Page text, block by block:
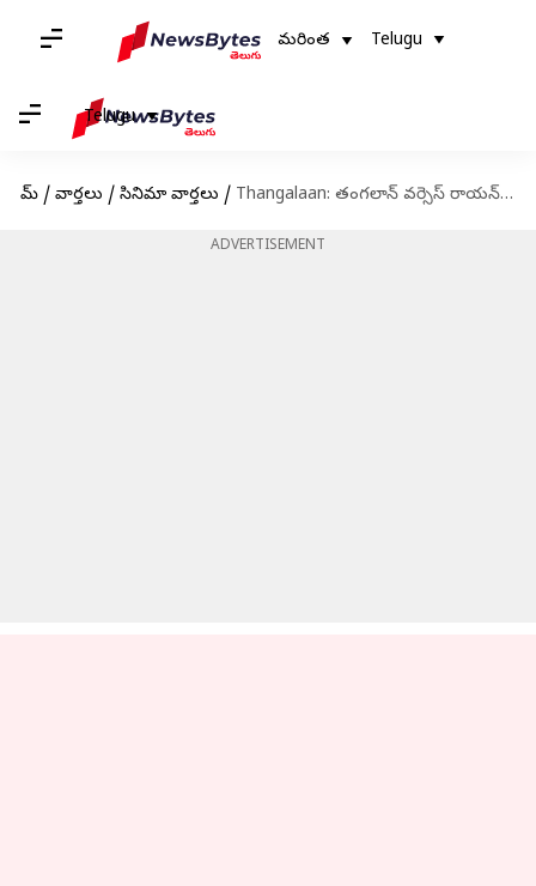
మరింత Telugu
Telugu
హోమ్ / వార్తలు / సినిమా వార్తలు / Thangalaan: తంగలాన్ వర్సెస్ రాయన్. బాక్సాఫీస్ క్రేజీ ఫైట్ .. అభిమానుల్లో క్యూరియాసిటి
ADVERTISEMENT